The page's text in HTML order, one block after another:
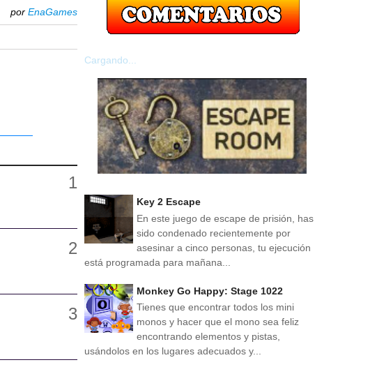
por EnaGames
Cargando...
Key 2 Escape
En este juego de escape de prisión, has
sido condenado recientemente por
asesinar a cinco personas, tu ejecución
está programada para mañana...
Monkey Go Happy: Stage 1022
Tienes que encontrar todos los mini
monos y hacer que el mono sea feliz
encontrando elementos y pistas,
usándolos en los lugares adecuados y...